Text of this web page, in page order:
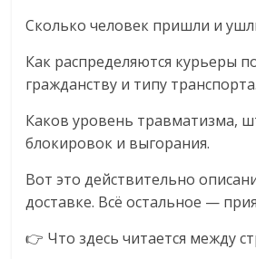
Сколько человек пришли и
Как распределяются курьеры
гражданству и типу транспорта.
Каков уровень травматизма,
блокировок и выгорания.
Вот это действительно
доставке. Всё остальное —
👉 Что здесь читается между